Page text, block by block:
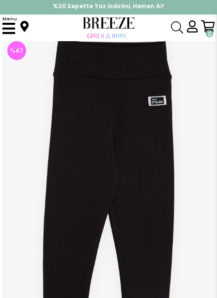
%30 Sepette Yaz İndirimi, Hemen Al!
İndirimlere ek %10 İndirimi Kap, Hemen Üye Ol!
0
Menu
Anasayfa Alt Giyim Tayt
%47